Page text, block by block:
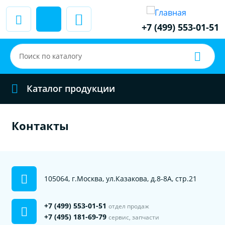
+7 (499) 553-01-51
Каталог продукции
Контакты
105064, г.Москва, ул.Казакова, д.8-8А, стр.21
+7 (499) 553-01-51 отдел продаж
+7 (495) 181-69-79 сервис, запчасти